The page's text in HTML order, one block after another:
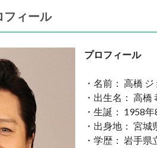
フィール
プロフィール
・名前： 高橋
・出生名： 高橋
・生誕： 1958
・出身地： 宮城
・学歴： 岩手